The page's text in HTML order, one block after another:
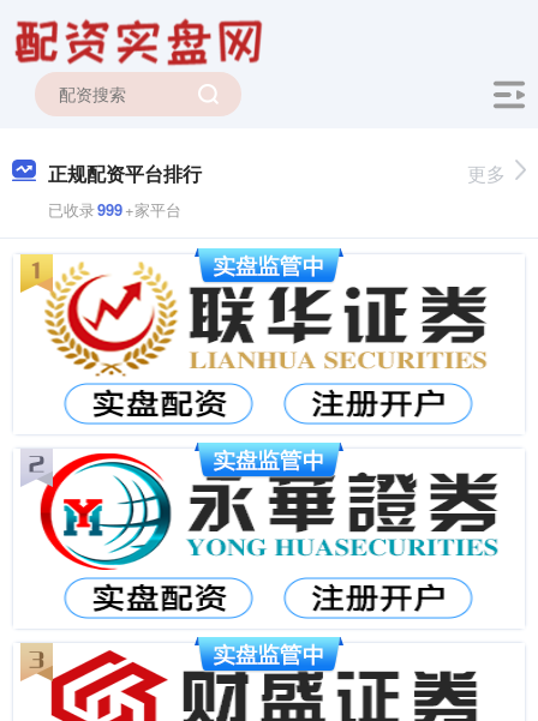
正规配资平台排行
已收录999+家平台
更多